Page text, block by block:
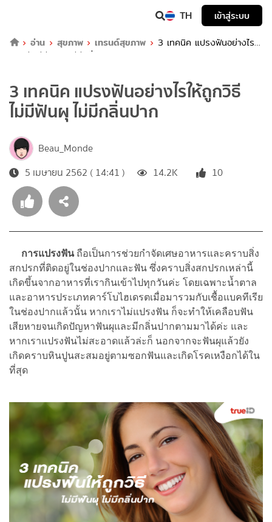
TH
เข้าสู่ระบบ
อ่าน
สุขภาพ เทรนด์สุขภาพ
3 เทคนิค แปรงฟันอย่างไรให้
ถูกวิธี ไม่มีฟันผุ ไม่มีกลิ่นปาก
3 เทคนิค แปรงฟันอย่างไรให้ถูกวิธี
ไม่มีฟันผุ ไม่มีกลิ่นปาก
Beau_Monde
5 เมษายน 2562 ( 14:41 )
14.2K 10
การแปรงฟันถือเป็นการช่วยกำจัดเศษอาหารและคราบสิ่ง
สกปรกที่ติดอยู่ในช่องปากและฟัน ซึ่งคราบสิ่งสกปรกเหล่านี้
เกิดขึ้นจากอาหารที่เรากินเข้าไปทุกวันค่ะ โดยเฉพาะน้ำตาล
และอาหารประเภทคาร์โบไฮเดรตเมื่อมารวมกับเชื้อแบคทีเรีย
ในช่องปากแล้วนั้น หากเราไม่แปรงฟัน ก็จะทำให้เคลือบฟัน
เสียหายจนเกิดปัญหาฟันผุและมีกลิ่นปากตามมาได้ค่ะ และ
หากเราแปรงฟันไม่สะอาดแล้วล่ะก็ นอกจากจะฟันผุแล้วยัง
เกิดคราบหินปูนสะสมอยู่ตามซอกฟันและเกิดโรคเหงือกได้ใน
ที่สุด